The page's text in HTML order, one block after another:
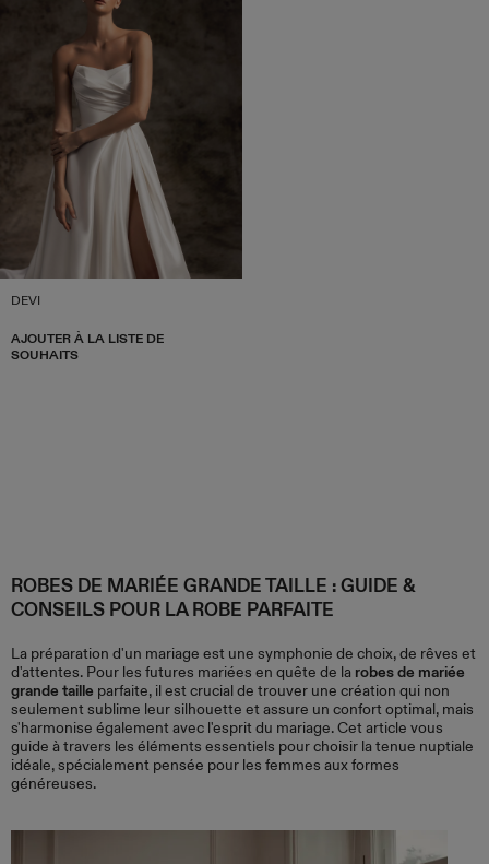
DEVI
AJOUTER À LA LISTE DE
SOUHAITS
ROBES DE MARIÉE GRANDE TAILLE : GUIDE &
CONSEILS POUR LA ROBE PARFAITE
La préparation d'un mariage est une symphonie de choix, de rêves et
d'attentes. Pour les futures mariées en quête de la robes de mariée
grande taille parfaite, il est crucial de trouver une création qui non
seulement sublime leur silhouette et assure un confort optimal, mais
s'harmonise également avec l'esprit du mariage. Cet article vous
guide à travers les éléments essentiels pour choisir la tenue nuptiale
idéale, spécialement pensée pour les femmes aux formes
généreuses.